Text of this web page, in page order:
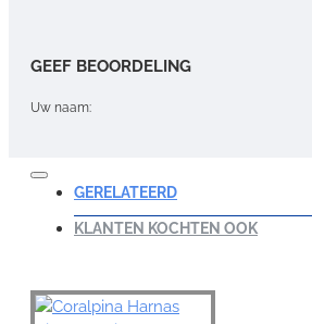
GEEF BEOORDELING
Uw naam:
Opmerking:
Note:HTML-code wordt niet vertaald!
GERELATEERD
KLANTEN KOCHTEN OOK